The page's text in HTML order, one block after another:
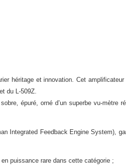
héritage et innovation. Cet
du L-509Z.
épuré, orné d’un superbe vu-mètre
Integrated Feedback Engine System),
puissance rare dans cette catégorie ;